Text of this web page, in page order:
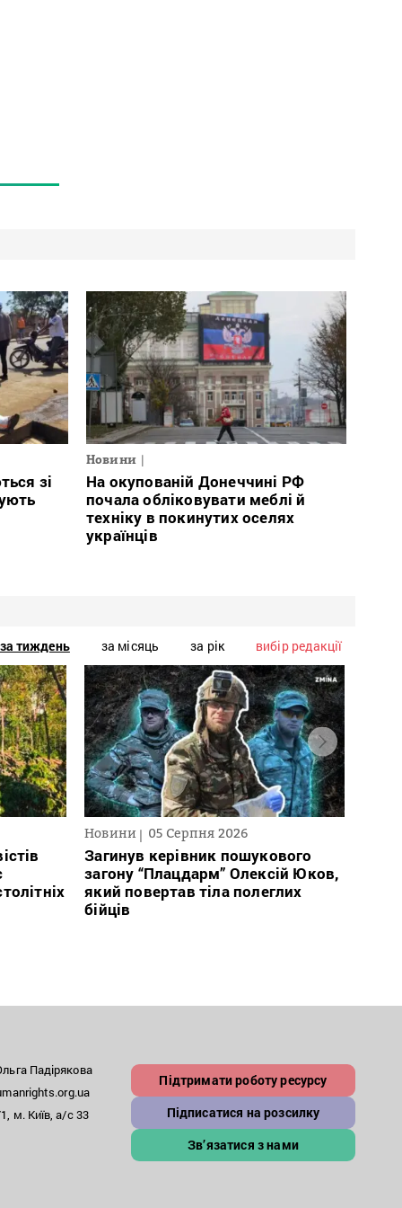
зі
Новини
На окупованій Донеччині РФ
почала обліковувати меблі й
техніку в покинутих оселях
українців
за тиждень за місяць за рік вибір редакції
Новини 05 Серпня 2026
Загинув керівник пошукового
загону “Плацдарм” Олексій Юков,
який повертав тіла полеглих
бійців
Падірякова
м. Київ, а/с 33
Підтримати роботу ресурсу
Підписатися на розсилку
Зв’язатися з нами